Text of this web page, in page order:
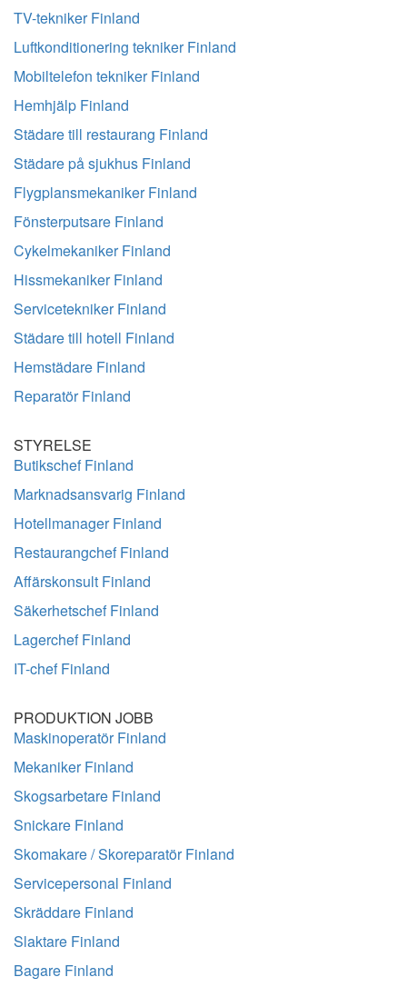
TV-tekniker Finland
Luftkonditionering tekniker Finland
Mobiltelefon tekniker Finland
Hemhjälp Finland
Städare till restaurang Finland
Städare på sjukhus Finland
Flygplansmekaniker Finland
Fönsterputsare Finland
Cykelmekaniker Finland
Hissmekaniker Finland
Servicetekniker Finland
Städare till hotell Finland
Hemstädare Finland
Reparatör Finland
STYRELSE
Butikschef Finland
Marknadsansvarig Finland
Hotellmanager Finland
Restaurangchef Finland
Affärskonsult Finland
Säkerhetschef Finland
Lagerchef Finland
IT-chef Finland
PRODUKTION JOBB
Maskinoperatör Finland
Mekaniker Finland
Skogsarbetare Finland
Snickare Finland
Skomakare / Skoreparatör Finland
Servicepersonal Finland
Skräddare Finland
Slaktare Finland
Bagare Finland